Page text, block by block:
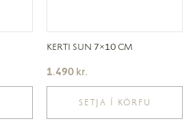
KERTI SUN 7×10 CM
1.490 kr.
SETJA Í KÖRFU